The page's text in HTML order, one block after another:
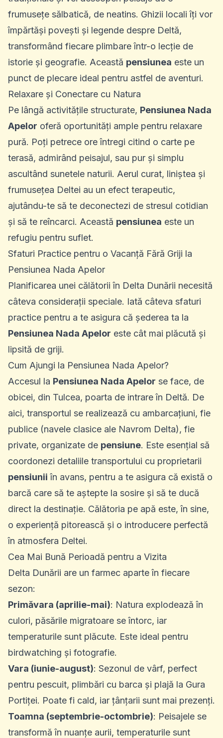
frumusețe sălbatică, de neatins. Ghizii locali îți vor
împărtăși povești și legende despre Deltă,
transformând fiecare plimbare într-o lecție de
istorie și geografie. Această pensiunea este un
punct de plecare ideal pentru astfel de aventuri.
Relaxare și Conectare cu Natura
Pe lângă activitățile structurate, Pensiunea Nada
Apelor oferă oportunități ample pentru relaxare
pură. Poți petrece ore întregi citind o carte pe
terasă, admirând peisajul, sau pur și simplu
ascultând sunetele naturii. Aerul curat, liniștea și
frumusețea Deltei au un efect terapeutic,
ajutându-te să te deconectezi de stresul cotidian
și să te reîncarci. Această pensiunea este un
refugiu pentru suflet.
Sfaturi Practice pentru o Vacanță Fără Griji la
Pensiunea Nada Apelor
Planificarea unei călătorii în Delta Dunării necesită
câteva considerații speciale. Iată câteva sfaturi
practice pentru a te asigura că șederea ta la
Pensiunea Nada Apelor este cât mai plăcută și
lipsită de griji.
Cum Ajungi la Pensiunea Nada Apelor?
Accesul la Pensiunea Nada Apelor se face, de
obicei, din Tulcea, poarta de intrare în Deltă. De
aici, transportul se realizează cu ambarcațiuni, fie
publice (navele clasice ale Navrom Delta), fie
private, organizate de pensiune. Este esențial să
coordonezi detaliile transportului cu proprietarii
pensiunii în avans, pentru a te asigura că există o
barcă care să te aștepte la sosire și să te ducă
direct la destinație. Călătoria pe apă este, în sine,
o experiență pitorească și o introducere perfectă
în atmosfera Deltei.
Cea Mai Bună Perioadă pentru a Vizita
Delta Dunării are un farmec aparte în fiecare
sezon:
Primăvara (aprilie-mai): Natura explodează în
culori, păsările migratoare se întorc, iar
temperaturile sunt plăcute. Este ideal pentru
birdwatching și fotografie.
Vara (iunie-august): Sezonul de vârf, perfect
pentru pescuit, plimbări cu barca și plajă la Gura
Portiței. Poate fi cald, iar țânțarii sunt mai prezenți.
Toamna (septembrie-octombrie): Peisajele se
transformă în nuanțe aurii, temperaturile sunt